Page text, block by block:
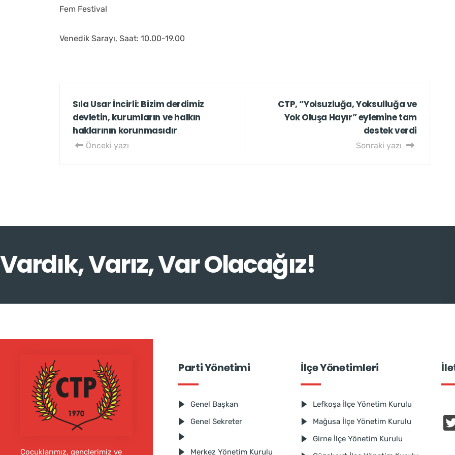
Fem Festival
Venedik Sarayı, Saat: 10.00-19.00
Sıla Usar İncirli: Bizim derdimiz
devletin, kurumların ve halkın
haklarının korunmasıdır
Önceki yazı
CTP, “Yolsuzluğa, Yoksulluğa ve
Yok Oluşa Hayır” eylemine tam
destek verdi
Sonraki yazı
Vardık, Varız, Var Olacağız!
Çocuklarımız, gençlerimiz ve
Parti Yönetimi
Genel Başkan
Genel Sekreter
Merkez Yönetim Kurulu
İlçe Yönetimleri
Lefkoşa İlçe Yönetim Kurulu
Mağusa İlçe Yönetim Kurulu
Girne İlçe Yönetim Kurulu